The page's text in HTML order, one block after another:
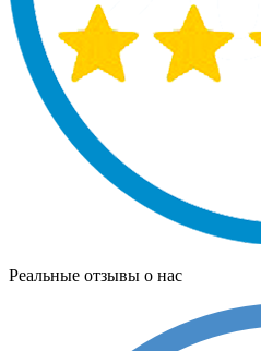
Реальные отзывы о нас